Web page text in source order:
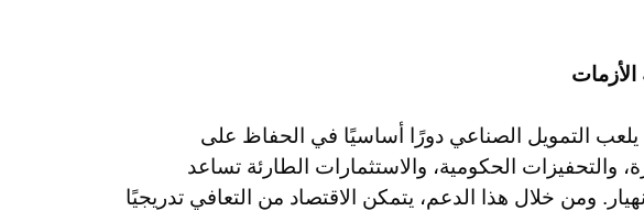
يلعب التمويل الصناعي دورًا أساسيًا في الحفاظ على
والتحفيزات الحكومية، والاستثمارات الطارئة تساعد
ومن خلال هذا الدعم، يتمكن الاقتصاد من التعافي تدريجيًا